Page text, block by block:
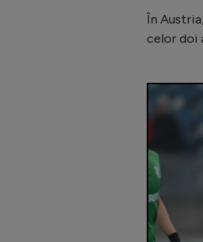
În
celor doi